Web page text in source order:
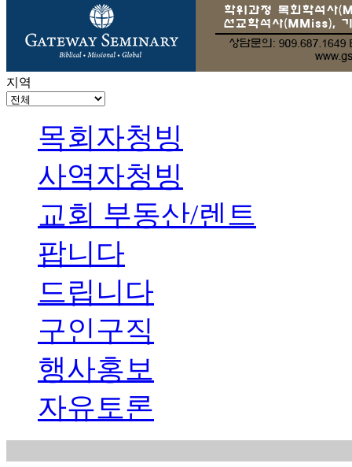
지역
목회자청빙
사역자청빙
교회 부동산/렌트
팝니다
드립니다
구인구직
행사홍보
자유토론